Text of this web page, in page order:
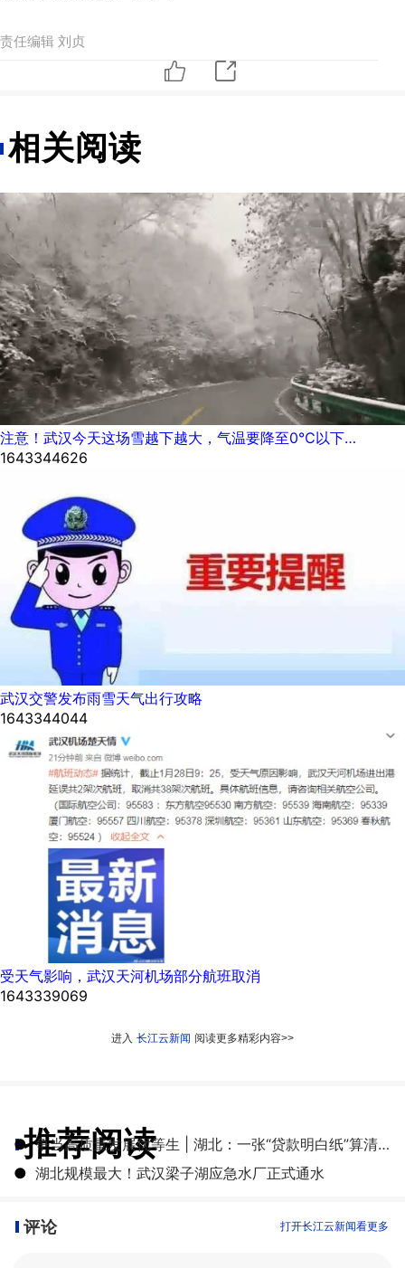
责任编辑 刘贞
相关阅读
注意！武汉今天这场雪越下越大，气温要降至0℃以下…
1643344626
武汉交警发布雨雪天气出行攻略
1643344044
受天气影响，武汉天河机场部分航班取消
1643339069
进入 长江云新闻 阅读更多精彩内容>>
推荐阅读
●
争当高质量发展优等生 | 湖北：一张“贷款明白纸”算清融资成本账
● 湖北规模最大！武汉梁子湖应急水厂正式通水
评论 打开长江云新闻看更多